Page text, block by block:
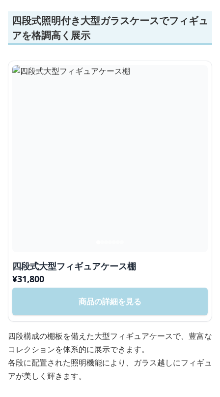
四段式照明付き大型ガラスケースでフィギュ
アを格調高く展示
四段式大型フィギュアケース棚
¥31,800
商品の詳細を見る
四段構成の棚板を備えた大型フィギュアケースで、豊富な
コレクションを体系的に展示できます。
各段に配置された照明機能により、ガラス越しにフィギュ
アが美しく輝きます。